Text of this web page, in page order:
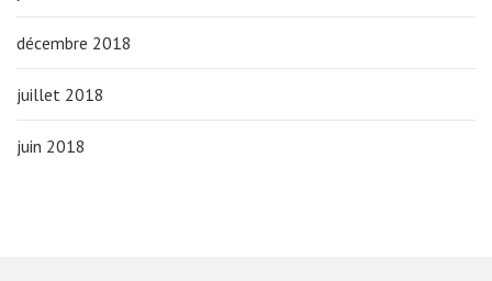
décembre 2018
juillet 2018
juin 2018